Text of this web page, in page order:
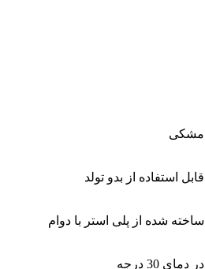
مشکی
قابل استفاده از بدو تولد
ساخته شده از پلی استر با دوام
در دمای 30 درجه